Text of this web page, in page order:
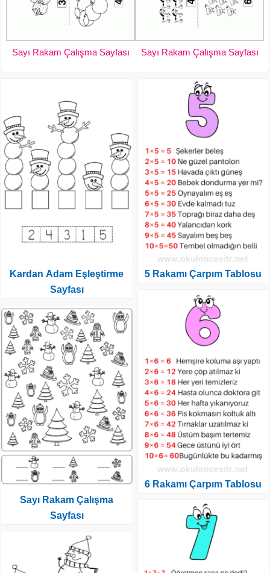
Sayı Rakam Çalışma Sayfası Sayı Rakam Çalışma Sayfası
Kardan Adam Eşleştirme
Sayfası
Sayı Rakam Çalışma
Sayfası
5 Rakamı Çarpım Tablosu
6 Rakamı Çarpım Tablosu